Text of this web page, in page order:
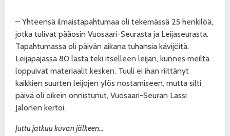
– Yhteensä ilmaistapahtumaa oli tekemässä 25 henkilöä,
jotka tulivat pääosin Vuosaari-Seurasta ja Leijaseurasta.
Tapahtumassa oli päivän aikana tuhansia kävijöitä.
Leijapajassa 80 lasta teki itselleen leijan, kunnes meiltä
loppuivat materiaalit kesken. Tuuli ei ihan riittänyt
kaikkien suurten leijojen ylös nostamiseen, mutta silti
päivä oli oikein onnistunut, Vuosaari-Seuran Lassi
Jalonen kertoi.
Juttu jatkuu kuvan jälkeen…